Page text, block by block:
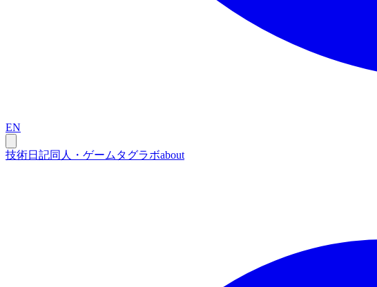
EN
技術日記同人・ゲーム タグラボabout